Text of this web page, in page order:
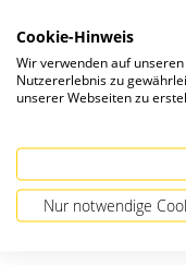
Details
Aufputz-
einem
Dachüberstand
optimalen
Galfan-Stahl
Cookie-Hinweis
Wir verwenden auf
Nutzererlebnis zu
unserer Webseiten zu
Nur notwendige